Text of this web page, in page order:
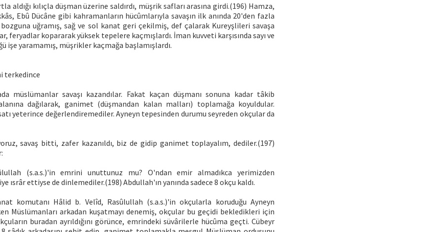
aldığı kılıçla düşman üzerine saldırdı, müşrik safları arasına girdi.(196) Hamza,
Ebû Dücâne gibi kahramanların hücûmlarıyla savaşın ilk anında 20'den fazla
uğramış, sağ ve sol kanat geri çekilmiş, def çalarak Kureyşlileri savaşa
feryadlar kopararak yüksek tepelere kaçmışlardı. İman kuvveti karşısında sayı ve
işe yaramamış, müşrikler kaçmağa başlamışlardı.
terkedince
müslümanlar savaşı kazandılar. Fakat kaçan düşmanı sonuna kadar tâkib
dağılarak, ganimet (düşmandan kalan malları) toplamağa koyuldular.
yeterince değerlendiremediler. Ayneyn tepesinden durumu seyreden okçular da
savaş bitti, zafer kazanıldı, biz de gidip ganimet toplayalım, dediler.(197)
(s.a.s.)'in emrini unuttunuz mu? O'ndan emir almadıkca yerimizden
ısrâr ettiyse de dinlemediler.(198) Abdullah'ın yanında sadece 8 okçu kaldı.
komutanı Hâlid b. Velîd, Rasûlullah (s.a.s.)'in okçularla koruduğu Ayneyn
Müslümanları arkadan kuşatmayı denemiş, okçular bu geçidi bekledikleri için
buradan ayrıldığını görünce, emrindeki süvârilerle hücûma geçti. Cübeyr